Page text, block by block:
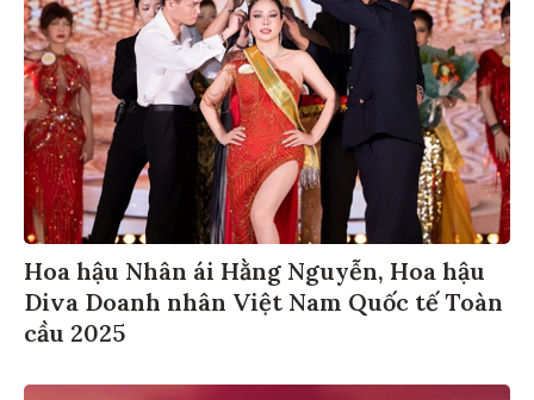
Hoa hậu Nhân ái Hằng Nguyễn, Hoa hậu
Diva Doanh nhân Việt Nam Quốc tế Toàn
cầu 2025